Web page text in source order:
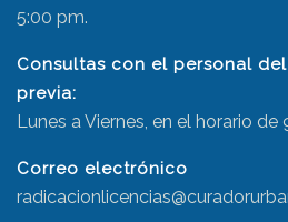
5:00 pm.
Consultas con el personal
previa:
Lunes a Viernes, en el horario de
Correo electrónico